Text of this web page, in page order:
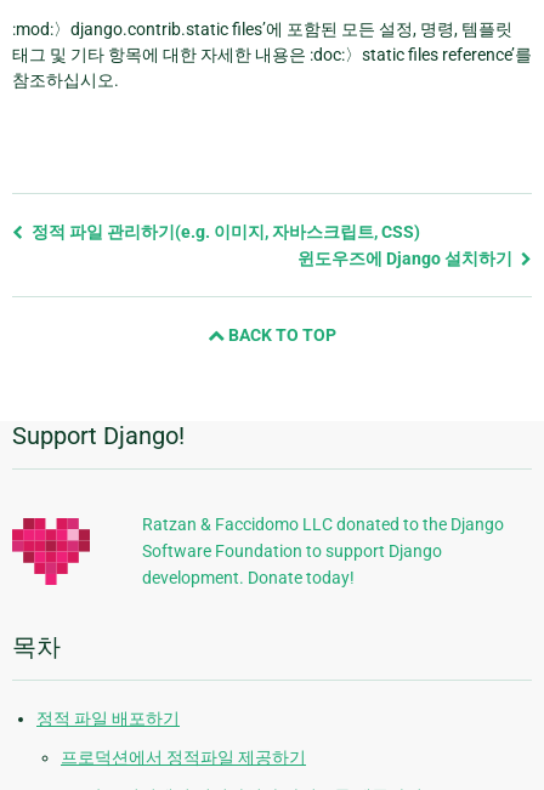
:mod:〉django.contrib.static files’에 포함된 모든 설정, 명령, 템플릿
태그 및 기타 항목에 대한 자세한 내용은 :doc:〉static files reference’를
참조하십시오.
Previous
정적 파일 관리하기(e.g. 이미지, 자바스크립트, CSS)
윈도우즈에 Django 설치하기
BACK TO TOP
추
가
정
보
Support Django!
Ratzan & Faccidomo LLC donated to the Django
Software Foundation to support Django
development. Donate today!
목차
정적 파일 배포하기
프로덕션에서 정적파일 제공하기